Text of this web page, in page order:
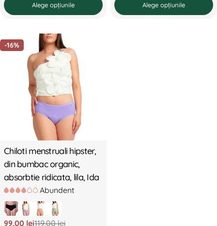
Alege opțiunile Alege opțiunile
-16%
Chiloti menstruali hipster,
din bumbac organic,
absorbtie ridicata, lila, Ida
Abundent
99,00 lei119,00 lei